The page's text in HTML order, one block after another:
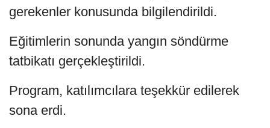
gerekenler konusunda bilgilendirildi.
Eğitimlerin sonunda yangın söndürme
tatbikatı gerçekleştirildi.
Program, katılımcılara teşekkür edilerek
sona erdi.